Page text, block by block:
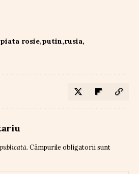
piata rosie putin rusia
Câmpurile obligatorii sunt